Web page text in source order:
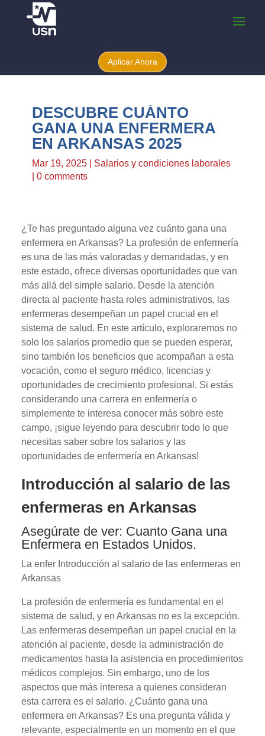
Aplicar Ahora
DESCUBRE CUÁNTO
GANA UNA ENFERMERA
EN ARKANSAS 2025
Mar 19, 2025| Salarios y condiciones laborales
0 comments
¿Te has preguntado alguna vez cuánto gana una
enfermera en Arkansas? La profesión de enfermería
es una de las más valoradas y demandadas, y en
este estado, ofrece diversas oportunidades que van
más allá del simple salario. Desde la atención
directa al paciente hasta roles administrativos, las
enfermeras desempeñan un papel crucial en el
sistema de salud. En este artículo, exploraremos no
solo los salarios promedio que se pueden esperar,
sino también los beneficios que acompañan a esta
vocación, como el seguro médico, licencias y
oportunidades de crecimiento profesional. Si estás
considerando una carrera en enfermería o
simplemente te interesa conocer más sobre este
campo, ¡sigue leyendo para descubrir todo lo que
necesitas saber sobre los salarios y las
oportunidades de enfermería en Arkansas!
Introducción al salario de las
enfermeras en Arkansas
Asegúrate de ver: Cuanto Gana una
Enfermera en Estados Unidos.
La enfer Introducción al salario de las enfermeras en
Arkansas
La profesión de enfermería es fundamental en el
sistema de salud, y en Arkansas no es la excepción.
Las enfermeras desempeñan un papel crucial en la
atención al paciente, desde la administración de
medicamentos hasta la asistencia en procedimientos
médicos complejos. Sin embargo, uno de los
aspectos que más interesa a quienes consideran
esta carrera es el salario. ¿Cuánto gana una
enfermera en Arkansas? Es una pregunta válida y
relevante, especialmente en un momento en el que